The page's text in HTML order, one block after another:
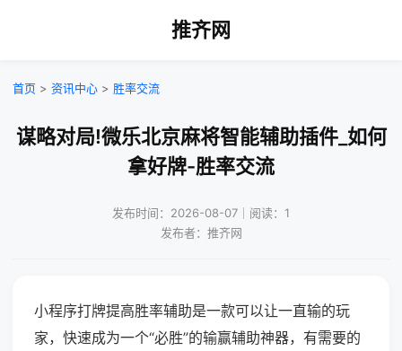
推齐网
首页 > 资讯中心 > 胜率交流
谋略对局!微乐北京麻将智能辅助插件_如何
拿好牌-胜率交流
发布时间：2026-08-07｜阅读：1
发布者：推齐网
小程序打牌提高胜率辅助是一款可以让一直输的玩
家，快速成为一个“必胜”的输赢辅助神器，有需要的